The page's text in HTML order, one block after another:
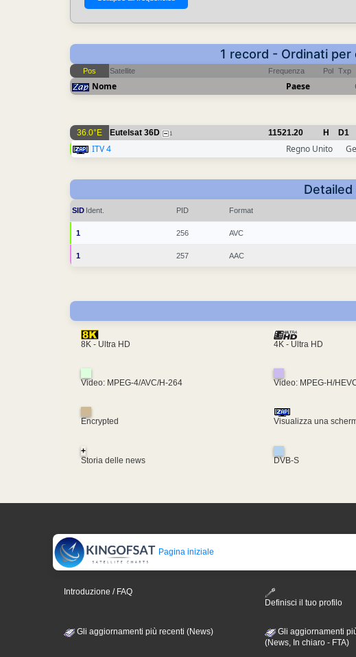
1 record - Ordinati per
Pos Satellite Frequenza Pol Txp
Nome Paese
36.0°E Eutelsat 36D 1 11521.20 H D1
ITV 4 Regno Unito
SID Ident. PID Format
1 256 AVC
1 257 AAC
8K - Ultra HD 4K - Ultra HD
Video: MPEG-4/AVC/H-264 Video: MPEG-H/
Encrypted Visualizza una
+
Storia delle news
DVB-S
Pagina iniziale
Introduzione / FAQ
Definisci il tuo profilo
Gli aggiornamenti più recenti (News)
Gli aggiornamenti
(News, In chiaro - FTA)